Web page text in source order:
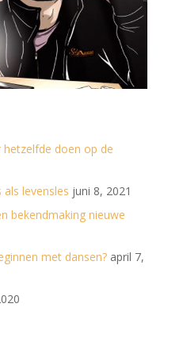
doen op de
levensles juni 8, 2021
bekendmaking nieuwe
met dansen? april 7,